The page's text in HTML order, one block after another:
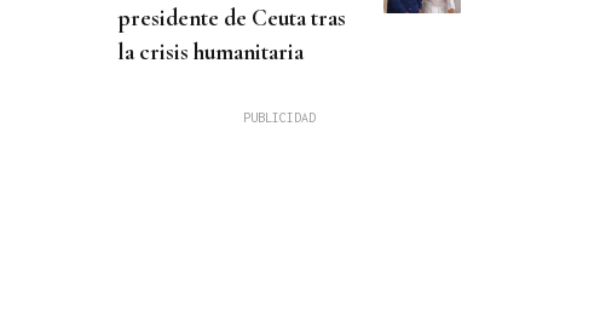
presidente de Ceuta tras
la crisis humanitaria